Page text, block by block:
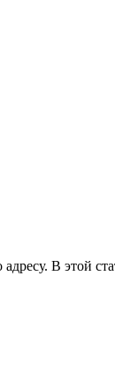
В этой